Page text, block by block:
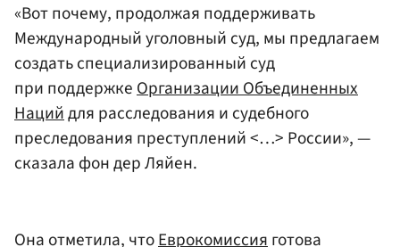
«Вот почему, продолжая поддерживать
Международный уголовный суд, мы предлагаем
создать специализированный суд
при поддержкеОрганизации Объединенных
Нацийдля расследования и судебного
преследования преступлений <…> России», —
сказала фон дер Ляйен.
Она отметила, чтоЕврокомиссияготова